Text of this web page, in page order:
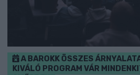
A BAROKK ÖSSZES
KIVÁLÓ PROGRAM VÁR